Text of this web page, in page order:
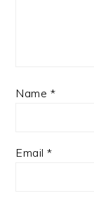
Name *
Email*